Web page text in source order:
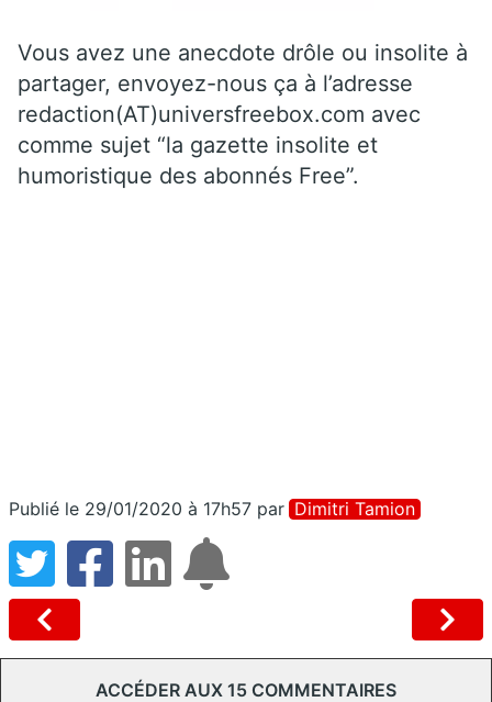
Vous avez une anecdote drôle ou insolite à
partager, envoyez-nous ça à l’adresse
redaction(AT)universfreebox.com avec
comme sujet “la gazette insolite et
humoristique des abonnés Free”.
Publié le 29/01/2020 à 17h57 par Dimitri Tamion
ACCÉDER AUX 15 COMMENTAIRES